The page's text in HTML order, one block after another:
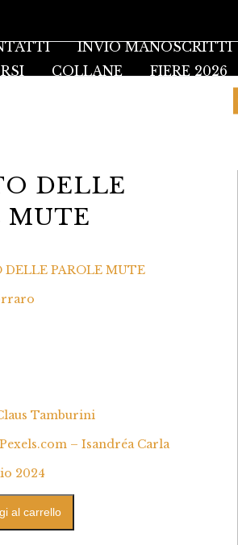
INVIO MANOSCRITTI
COLLANE FIERE 2026
DELLE
MUTE
PAROLE MUTE
Tamburini
– Isandréa Carla
2024
al carrello